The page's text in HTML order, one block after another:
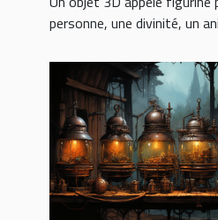
personne, une divinité, un